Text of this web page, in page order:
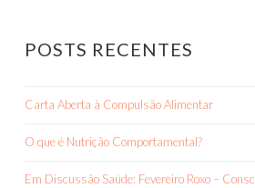
POSTS RECENTES
Carta Aberta à Compulsão Alimentar
O que é Nutrição Comportamental?
Em Discussão Saúde: Fevereiro Roxo –